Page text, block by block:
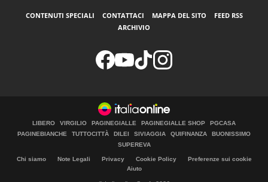
CONTENUTI SPECIALI CONTATTACI MAPPA DEL SITO
FEED RSS
ARCHIVIO
LIBERO VIRGILIO PAGINEGIALLE PAGINEGIALLE SHOP
PGCASA
PAGINEBIANCHE
TUTTOCITTÀ DILEI SIVIAGGIA QUIFINANZA
BUONISSIMO
SUPEREVA
Chi siamo Note Legali Privacy Cookie Policy
Preferenze sui cookie
Aiuto